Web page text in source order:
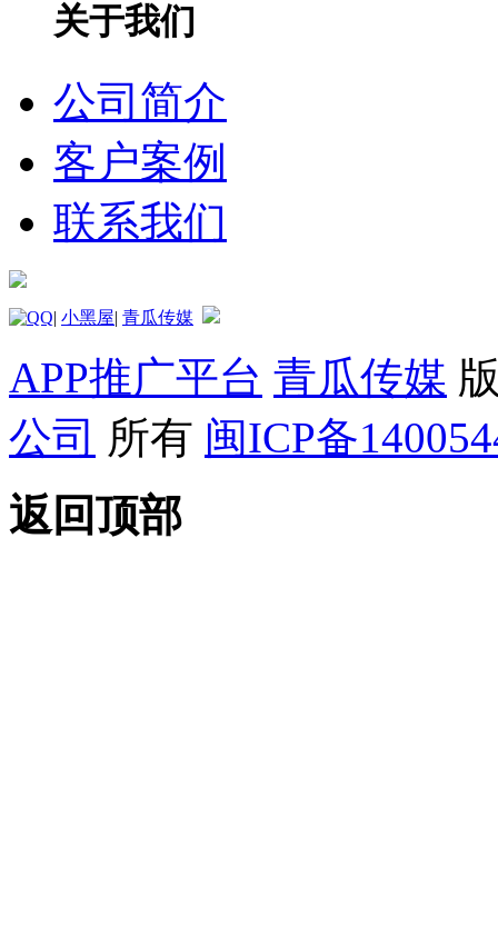
关于我们
公司简介
客户案例
联系我们
| 小黑屋| 青瓜传媒
APP推广平台 青瓜传媒
公司 所有 闽ICP备
返回顶部